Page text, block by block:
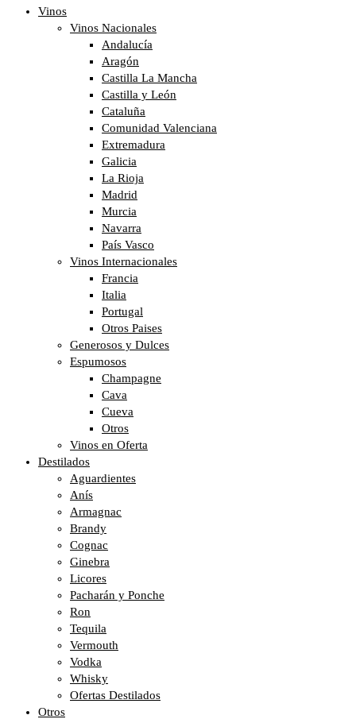
Vinos
Vinos Nacionales
Andalucía
Aragón
Castilla La Mancha
Castilla y León
Cataluña
Comunidad Valenciana
Extremadura
Galicia
La Rioja
Madrid
Murcia
Navarra
País Vasco
Vinos Internacionales
Francia
Italia
Portugal
Otros Paises
Generosos y Dulces
Espumosos
Champagne
Cava
Cueva
Otros
Vinos en Oferta
Destilados
Aguardientes
Anís
Armagnac
Brandy
Cognac
Ginebra
Licores
Pacharán y Ponche
Ron
Tequila
Vermouth
Vodka
Whisky
Ofertas Destilados
Otros